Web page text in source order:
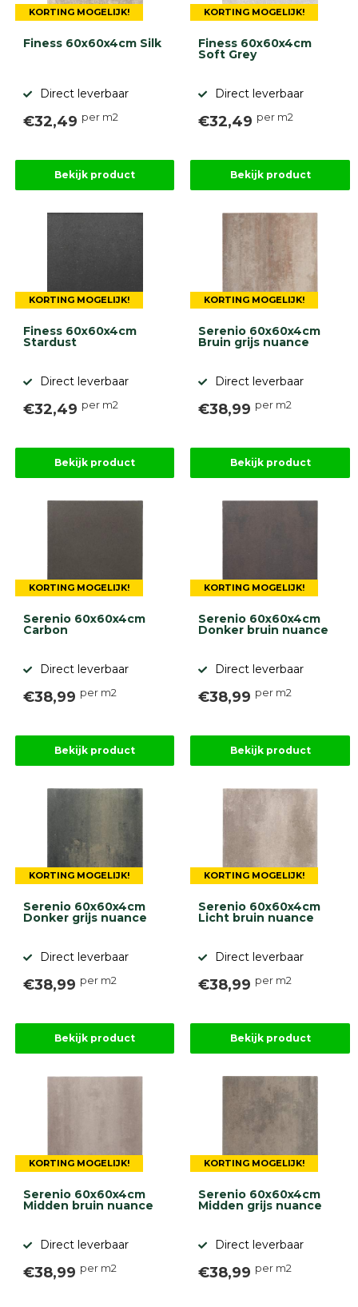
KORTING MOGELIJK!
Finess 60x60x4cm Silk
Direct leverbaar
€32,49 per m2
Bekijk product
KORTING MOGELIJK!
Finess 60x60x4cm
Soft Grey
Direct leverbaar
€32,49 per m2
Bekijk product
KORTING MOGELIJK!
Finess 60x60x4cm
Stardust
Direct leverbaar
€32,49 per m2
Bekijk product
KORTING MOGELIJK!
Serenio 60x60x4cm
Bruin grijs nuance
Direct leverbaar
€38,99 per m2
Bekijk product
KORTING MOGELIJK!
Serenio 60x60x4cm
Carbon
Direct leverbaar
€38,99 per m2
Bekijk product
KORTING MOGELIJK!
Serenio 60x60x4cm
Donker bruin nuance
Direct leverbaar
€38,99 per m2
Bekijk product
KORTING MOGELIJK!
Serenio 60x60x4cm
Donker grijs nuance
Direct leverbaar
€38,99 per m2
Bekijk product
KORTING MOGELIJK!
Serenio 60x60x4cm
Licht bruin nuance
Direct leverbaar
€38,99 per m2
Bekijk product
KORTING MOGELIJK!
Serenio 60x60x4cm
Midden bruin nuance
Direct leverbaar
€38,99 per m2
KORTING MOGELIJK!
Serenio 60x60x4cm
Midden grijs nuance
Direct leverbaar
€38,99 per m2